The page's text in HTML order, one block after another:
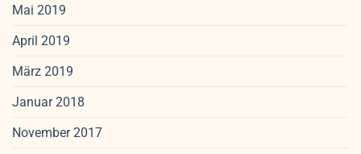
Mai 2019
April 2019
März 2019
Januar 2018
November 2017